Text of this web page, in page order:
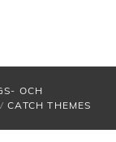
OCH
CATCH THEMES